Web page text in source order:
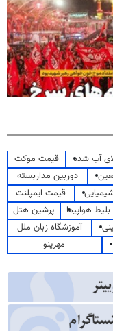
آب شده
قیمت موکت
دوربین مداربسته
قیمت ایمپلنت
بلیط هواپیما
پرشین هتل
آموزشگاه زبان ملل
مهرینو